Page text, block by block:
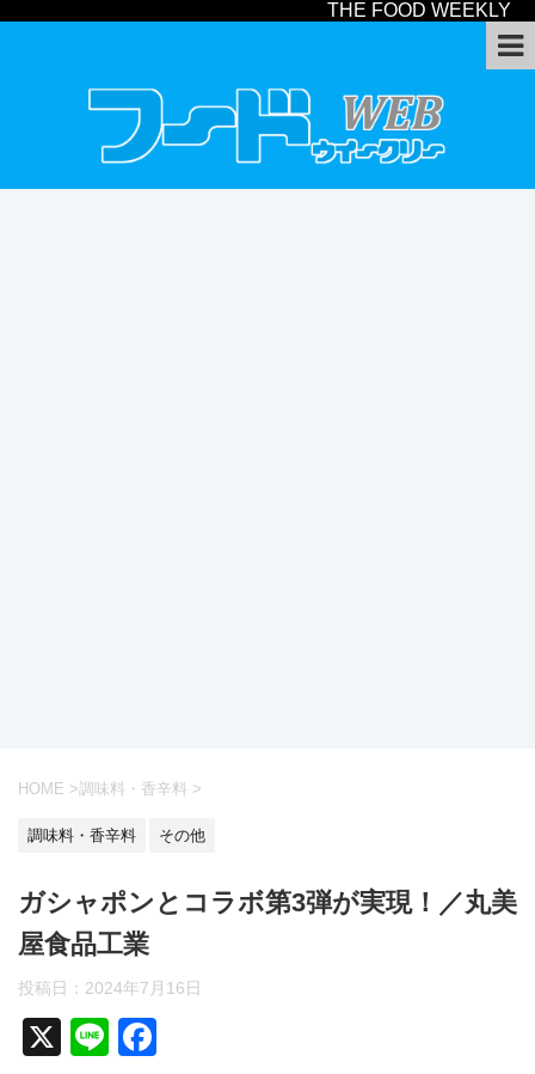
THE FOOD WEEKLY
HOME >調味料・香辛料 >
調味料・香辛料 その他
ガシャポンとコラボ第3弾が実現！／丸美
屋食品工業
投稿日： 2024年7月16日
X
Li